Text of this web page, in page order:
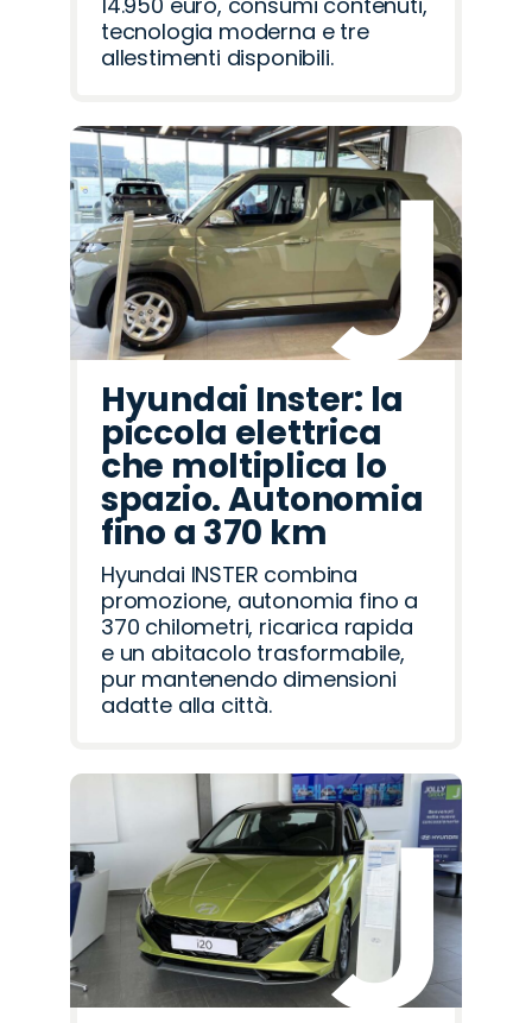
tecnologia moderna e tre
allestimenti disponibili.
Hyundai Inster: la
piccola elettrica
che moltiplica lo
spazio. Autonomia
fino a 370 km
Hyundai INSTER combina
promozione, autonomia fino a
370 chilometri, ricarica rapida
e un abitacolo trasformabile,
pur mantenendo dimensioni
adatte alla città.